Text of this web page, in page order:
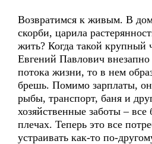
Возвратимся к живым. В
скорби, царила
жить? Когда такой крупный
Евгений Павлович внезапно
потока жизни, то в нем
брешь. Помимо зарплаты,
рыбы, транспорт, баня и
хозяйственные заботы – все
плечах. Теперь это все
устраивать как-то по-